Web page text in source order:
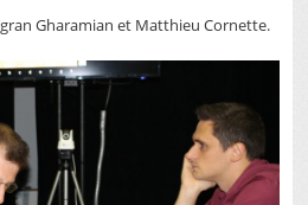
Gharamian et Matthieu Cornette.